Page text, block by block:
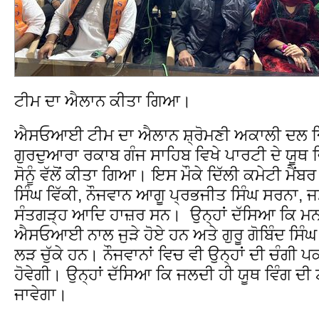
ਟੀਮ ਦਾ ਐਲਾਨ ਕੀਤਾ ਗਿਆ।
ਐਸਓਆਈ ਟੀਮ ਦਾ ਐਲਾਨ ਸ਼੍ਰੋਮਣੀ ਅਕਾਲੀ ਦਲ
ਗੁਰਦੁਆਰਾ ਰਕਾਬ ਗੰਜ ਸਾਹਿਬ ਵਿਖੇ ਪਾਰਟੀ ਦੇ ਯੂਥ
ਸੋਨੂੰ ਵੱਲੋਂ ਕੀਤਾ ਗਿਆ। ਇਸ ਮੌਕੇ ਦਿੱਲੀ ਕਮੇਟੀ ਮੈਂਬਰ
ਸਿੰਘ ਵਿੱਕੀ, ਨੌਜਵਾਨ ਆਗੂ ਪ੍ਰਭਜੀਤ ਸਿੰਘ ਸਰਨਾ,
ਸੰਤਗੜ੍ਹ ਆਦਿ ਹਾਜ਼ਰ ਸਨ। ਉਨ੍ਹਾਂ ਦੱਸਿਆ ਕਿ
ਐਸਓਆਈ ਨਾਲ ਜੁੜੇ ਹੋਏ ਹਨ ਅਤੇ ਗੁਰੂ ਗੋਬਿੰਦ ਸਿੰਘ
ਲੜ ਚੁੱਕੇ ਹਨ। ਨੌਜਵਾਨਾਂ ਵਿਚ ਵੀ ਉਨ੍ਹਾਂ ਦੀ ਚੰਗੀ
ਹੋਵੇਗੀ। ਉਨ੍ਹਾਂ ਦੱਸਿਆ ਕਿ ਜਲਦੀ ਹੀ ਯੂਥ ਵਿੰਗ ਦੀ
ਜਾਵੇਗਾ।